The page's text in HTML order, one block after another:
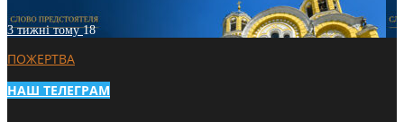
3 тижні тому18
ПОЖЕРТВА
НАШ ТЕЛЕГРАМ